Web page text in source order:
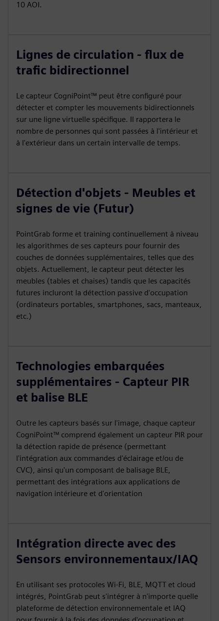
10 AOI.
Lignes de circulation - flux de
trafic bidirectionnel
Le capteur CogniPoint™ peut être configuré pour
détecter et compter les mouvements bidirectionnels
sur une ligne virtuelle spécifique. Il rapportera le
nombre de personnes qui sont passées à l'intérieur et
à l'extérieur dans un certain intervalle de temps.
Détection d'objets - Meubles et
signes de vie (Futur)
PointGrab forme et training continuellement à niveau
les algorithmes de ses capteurs pour fournir des
couches de données supplémentaires, telles que des
objets. Actuellement, le capteur peut détecter les
meubles (tables et chaises) tandis que les capacités
futures incluront la détection passive d'occupation
(ordinateurs portables, smartphones, sacs, manteaux,
etc.)
Technologies embarquées
supplémentaires - Capteur PIR
et balise BLE
Outre les capteurs basés sur l'image, chaque capteur
CogniPoint™ comprend également un capteur PIR pour
la détection rapide de présence (permettant
l'intégration aux commandes d'éclairage et/ou de
CVC), ainsi qu'un composant de balisage BLE,
permettant des intégrations aux applications de
navigation intérieure et d'orientation
Intégration directe avec des
Sensors environnementaux/IAQ
En utilisant ses protocoles Wi-Fi, BLE, MQTT et cloud
intégrés, PointGrab peut s'intégrer à n'importe quelle
plateforme de détection environnementale et IAQ